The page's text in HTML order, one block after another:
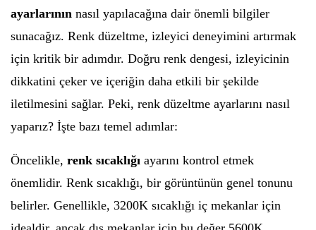
ayarlarının nasıl yapılacağına dair önemli bilgiler
sunacağız. Renk düzeltme, izleyici deneyimini artırmak
için kritik bir adımdır. Doğru renk dengesi, izleyicinin
dikkatini çeker ve içeriğin daha etkili bir şekilde
iletilmesini sağlar. Peki, renk düzeltme ayarlarını nasıl
yaparız? İşte bazı temel adımlar:
Öncelikle, renk sıcaklığı ayarını kontrol etmek
önemlidir. Renk sıcaklığı, bir görüntünün genel tonunu
belirler. Genellikle, 3200K sıcaklığı iç mekanlar için